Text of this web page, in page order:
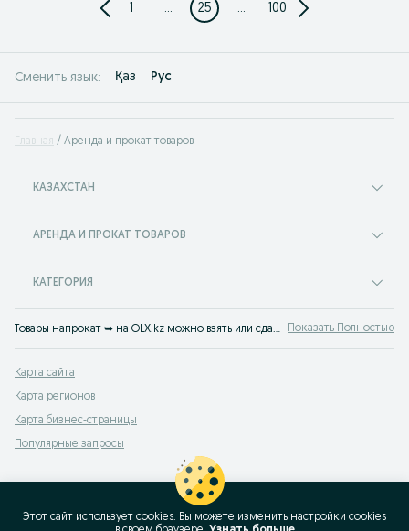
1 ... 25 ... 100
Сменить язык: Қаз Рус
Главная Аренда и прокат товаров
КАЗАХСТАН
АРЕНДА И ПРОКАТ ТОВАРОВ
КАТЕГОРИЯ
Товары напрокат ➥ на OLX.kz можно взять или сдать в аренду абсолютно любую вещь. Прокат: авто, спецтехники, инструментов и оборудования, товаров для мероприятий и многого другого. На OLX.kz найдется все! Показать Полностью
Карта сайта
Карта регионов
Карта бизнес-страницы
Популярные запросы
Этот сайт использует cookies. Вы можете изменить настройки cookies